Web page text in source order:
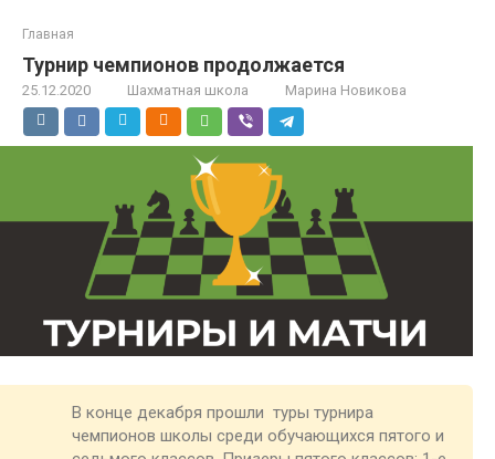
Главная
Турнир чемпионов продолжается
25.12.2020 Шахматная школа Марина Новикова
В конце декабря прошли туры турнира
чемпионов школы среди обучающихся пятого и